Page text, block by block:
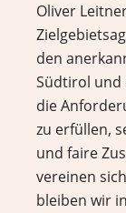
Oliver
den
Südtirol und
die
zu erfüllen,
und faire
vereinen
bleiben wir